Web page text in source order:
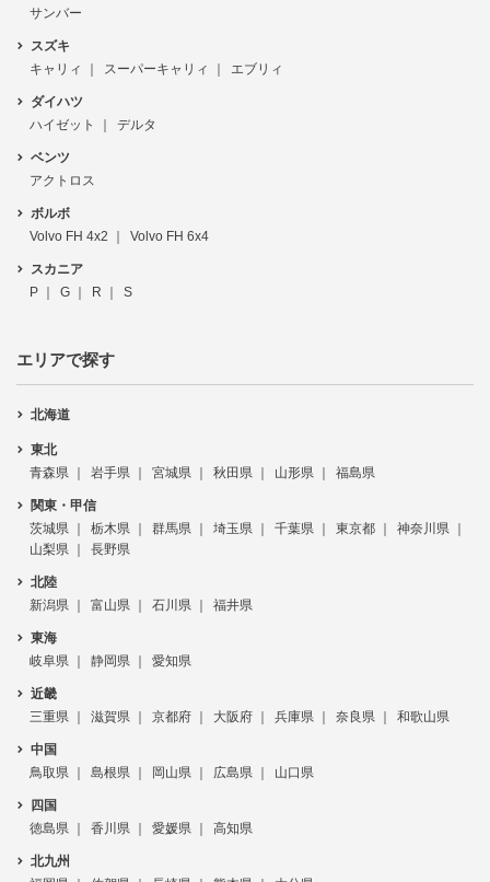
サンバー
スズキ
キャリィ
スーパーキャリィ エブリィ
ダイハツ
ハイゼット
デルタ
ベンツ
アクトロス
ボルボ
Volvo FH 4x2
Volvo FH 6x4
スカニア
P
G R S
エリアで探す
北海道
東北
青森県
岩手県 宮城県 秋田県 山形県 福島県
関東・甲信
茨城県
栃木県 群馬県 埼玉県 千葉県 東京都
神奈川県
山梨県
長野県
北陸
新潟県
富山県 石川県 福井県
東海
岐阜県
静岡県 愛知県
近畿
三重県
滋賀県 京都府 大阪府 兵庫県 奈良県 和歌山県
中国
鳥取県
島根県 岡山県 広島県 山口県
四国
徳島県
香川県 愛媛県 高知県
北九州